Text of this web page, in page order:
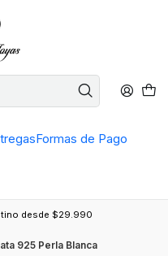
Formas de Pago
desde $29.990
925 Perla Blanca